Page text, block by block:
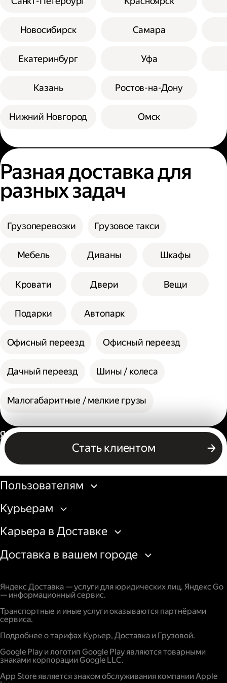
Новосибирск
Екатеринбург
Казань
Нижний Новгород
Самара
Уфа
Ростов-на-Дону
Омск
Разная доставка для
разных задач
Грузоперевозки Грузовое такси
Мебель Диваны Шкафы
Кровати Двери Вещи
Подарки Автопарк
Офисный переезд Офисный переезд
Дачный переезд Шины / колеса
Малогабаритные / мелкие грузы
Стать клиентом
Россия
Бизнесу
Пользователям
Курьерам
Карьера в Доставке
Доставка в вашем городе
Яндекс Доставка — услуги для юридических лиц. Яндекс Go
— информационный сервис.
Транспортные и иные услуги оказываются партнёрами
сервиса.
Подробнее о тарифах Курьер, Доставка и Грузовой.
Google Play и логотип Google Play являются товарными
знаками корпорации Google LLC.
App Store является знаком обслуживания компании Apple